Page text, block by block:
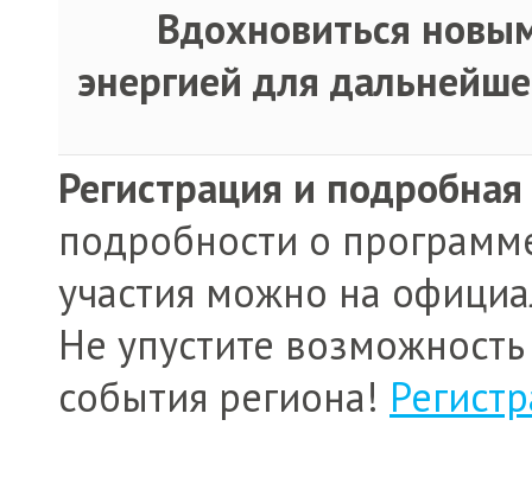
Вдохновиться
энергией для
Регистрация и
подробности о
участия можно на
Не упустите
события региона!